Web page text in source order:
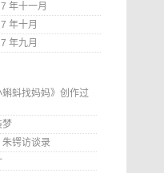
年十一月
年十月
年九月
蚪找妈妈》创作过
梦
锷访谈录